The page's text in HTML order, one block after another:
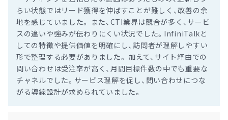
らい状態ではリード獲得を伸ばすことが難しく、改善の余
地を感じていました。 また、CTI業界は競合が多く、サービ
スの違いや強みが伝わりにくい状況でした。InfiniTalkと
しての特徴や提供価値を明確にし、訪問者が理解しやすい
形で整理する必要がありました。 加えて、サイト経由での
問い合わせは受注率が高く、月間目標件数の中でも重要な
チャネルでした。サービス理解を促し、問い合わせにつな
がる導線設計が求められていました。